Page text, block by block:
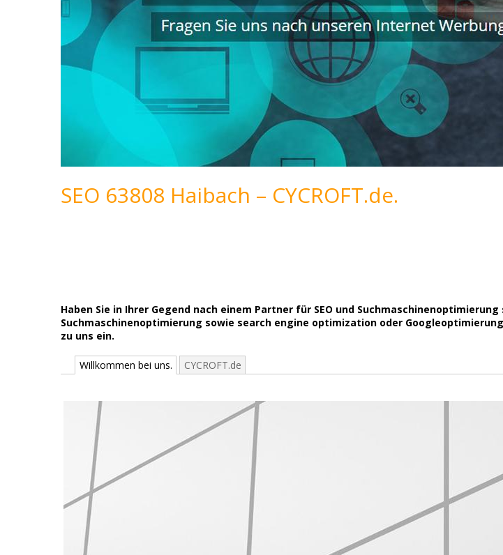
SEO 63808 Haibach – CYCROFT.de.
Haben Sie in Ihrer Gegend nach einem Partner für SEO und
Suchmaschinenoptimierung sowie search engine optimization oder Googleoptimierung
zu uns ein.
Willkommen bei uns. CYCROFT.de